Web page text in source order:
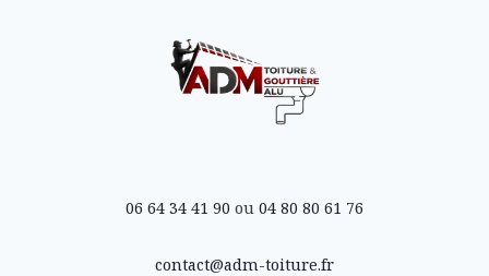
06 64 34 41 90 ou 04 80 80 61 76
contact@adm-toiture.fr